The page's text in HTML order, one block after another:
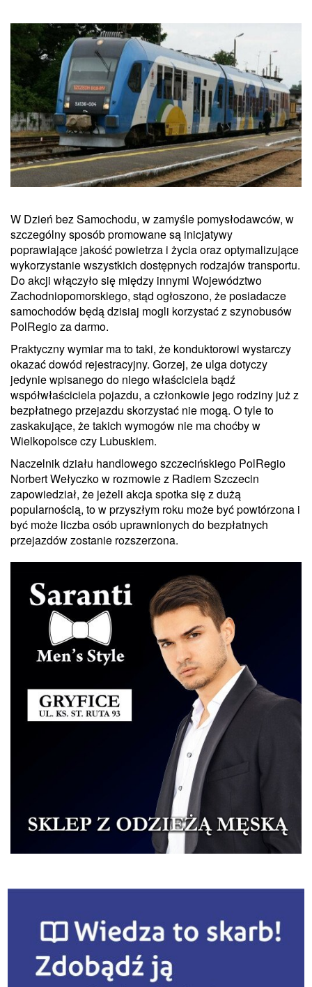
W Dzień bez Samochodu, w zamyśle pomysłodawców, w
szczególny sposób promowane są inicjatywy
poprawiające jakość powietrza i życia oraz optymalizujące
wykorzystanie wszystkich dostępnych rodzajów transportu.
Do akcji włączyło się między innymi Województwo
Zachodniopomorskiego, stąd ogłoszono, że posiadacze
samochodów będą dzisiaj mogli korzystać z szynobusów
PolRegio za darmo.
Praktyczny wymiar ma to taki, że konduktorowi wystarczy
okazać dowód rejestracyjny. Gorzej, że ulga dotyczy
jedynie wpisanego do niego właściciela bądź
współwłaściciela pojazdu, a członkowie jego rodziny już z
bezpłatnego przejazdu skorzystać nie mogą. O tyle to
zaskakujące, że takich wymogów nie ma choćby w
Wielkopolsce czy Lubuskiem.
Naczelnik działu handlowego szczecińskiego PolRegio
Norbert Wełyczko w rozmowie z Radiem Szczecin
zapowiedział, że jeżeli akcja spotka się z dużą
popularnością, to w przyszłym roku może być powtórzona i
być może liczba osób uprawnionych do bezpłatnych
przejazdów zostanie rozszerzona.